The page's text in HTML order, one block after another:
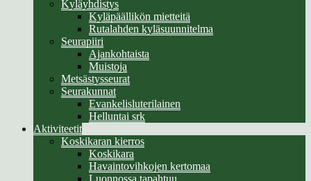
Kyläyhdistys
Kyläpäällikön mietteitä
Rutalahden kyläsuunnitelma
Seurapiiri
Ajankohtaista
Muistoja
Metsästysseurat
Seurakunnat
Evankelisluterilainen
Helluntai srk
Aktiviteetit
Koskikaran kierros
Koskikara
Havaintovihkojen kertomaa
Luonnossa tapahtuu